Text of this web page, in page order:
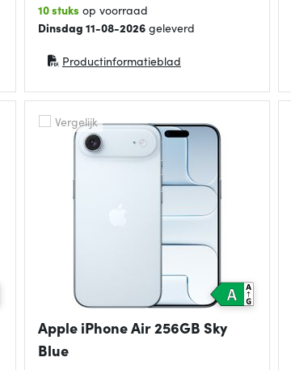
10 stuks op voorraad
Dinsdag 11-08-2026geleverd
Productinformatieblad
(opent in nieuw venster)
Vergelijk
Apple iPhone Air 256GB Sky
Blue